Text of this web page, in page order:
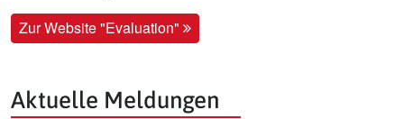
Zur Website "Evaluation"
Aktuelle Meldungen